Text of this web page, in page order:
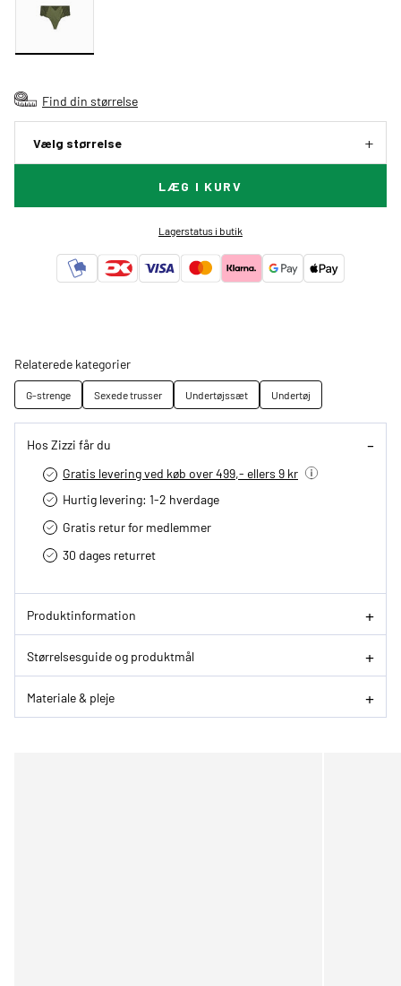
Find din størrelse
Vælg størrelse
LÆG I KURV
Lagerstatus i butik
Relaterede kategorier
G-strenge Sexede trusser Undertøjssæt Undertøj
Hos Zizzi får du
Gratis levering ved køb over 499,- ellers 9 kr
Hurtig levering­: 1-2 hverdage
Gratis retur for medlemmer
30 dages returret
Produktinformation
Størrelsesguide og produktmål
Materiale & pleje